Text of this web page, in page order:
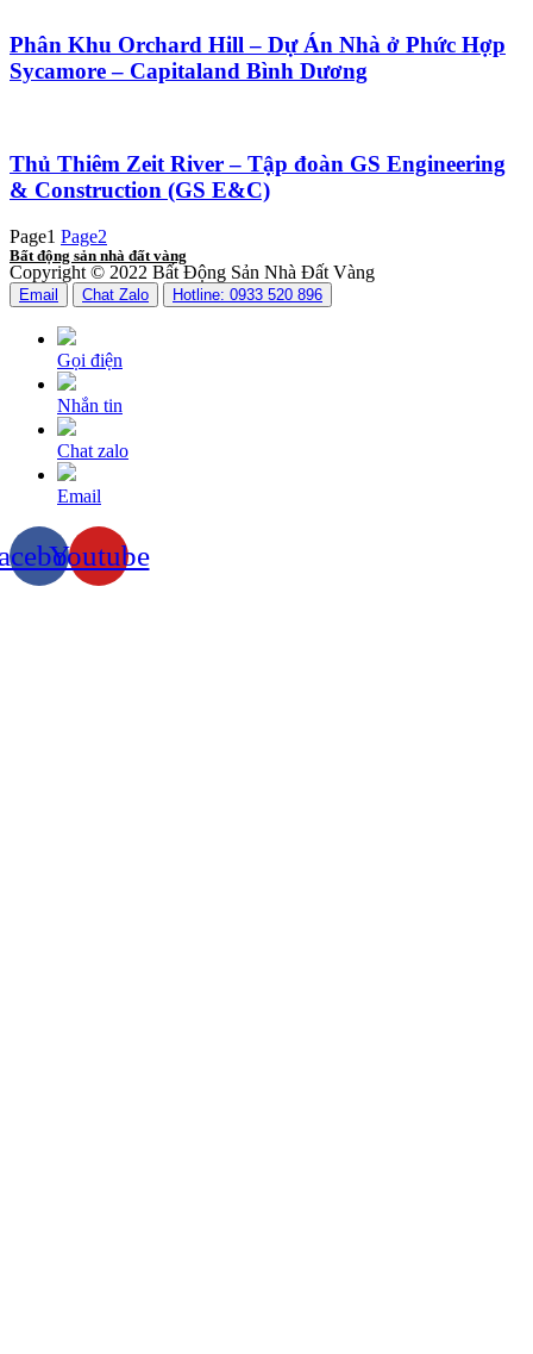
Phân Khu Orchard Hill – Dự Án Nhà ở Phức Hợp
Sycamore – Capitaland Bình Dương
Thủ Thiêm Zeit River – Tập đoàn GS Engineering
& Construction (GS E&C)
Page1 Page2
Bất động sản nhà đất vàng
Copyright © 2022 Bất Động Sản Nhà Đất Vàng
Email Chat Zalo Hotline: 0933 520 896
Gọi điện
Nhắn tin
Chat zalo
Email
Youtube